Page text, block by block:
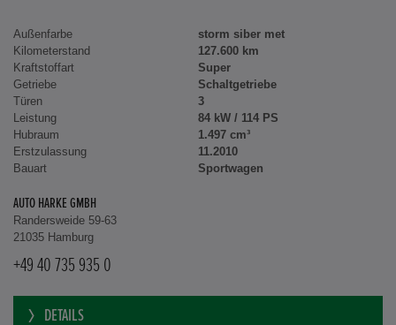
Außenfarbe
storm siber met
Kilometerstand
127.600 km
Kraftstoffart
Super
Getriebe
Schaltgetriebe
Türen
3
Leistung
84 kW / 114 PS
Hubraum
1.497 cm³
Erstzulassung
11.2010
Bauart
Sportwagen
AUTO HARKE GMBH
Randersweide 59-63
21035 Hamburg
+49 40 735 935 0
DETAILS